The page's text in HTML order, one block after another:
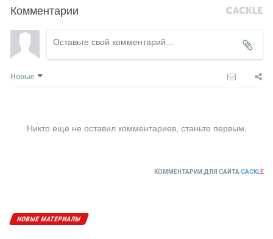
Комментарии
Новые
Никто ещё не оставил комментариев, станьте первым.
КОММЕНТАРИИ ДЛЯ САЙТА CACKLE
НОВЫЕ МАТЕРИАЛЫ